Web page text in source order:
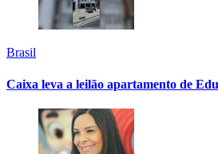
Brasil
Caixa leva a leilão apartamento de